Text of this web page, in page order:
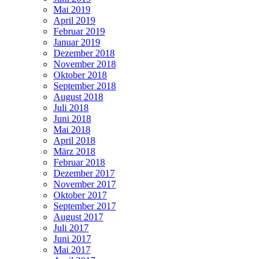
Mai 2019
April 2019
Februar 2019
Januar 2019
Dezember 2018
November 2018
Oktober 2018
September 2018
August 2018
Juli 2018
Juni 2018
Mai 2018
April 2018
März 2018
Februar 2018
Dezember 2017
November 2017
Oktober 2017
September 2017
August 2017
Juli 2017
Juni 2017
Mai 2017